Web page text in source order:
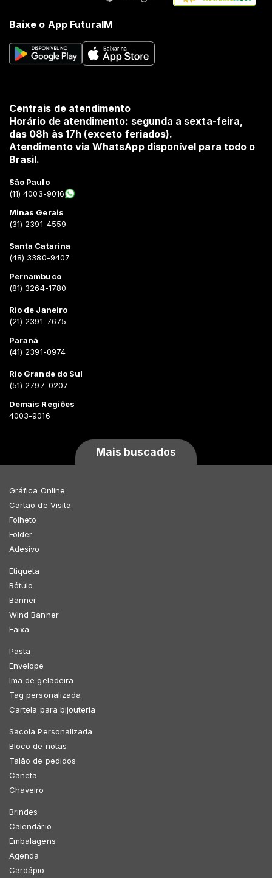
Baixe o App FuturaIM
Centrais de atendimento
Horário de atendimento: segunda a sexta-feira,
das 08h às 17h (exceto feriados).
Atendimento via WhatsApp disponível para todo o
Brasil.
São Paulo
(11) 4003-9016
Minas Gerais
(31) 2391-4559
Santa Catarina
(48) 3380-9407
Pernambuco
(81) 3264-1780
Rio de Janeiro
(21) 2391-7675
Paraná
(41) 2391-0974
Rio Grande do Sul
(51) 2797-0207
Demais Regiões
4003-9016
Mais buscados
Gráfica Online
Cartão de Visita
Folheto
Folder
Adesivo
Etiqueta
Rótulo
Banner
Wind Banner
Faixa
Pasta
Envelope
Imã de geladeira
Tag personalizada
Cartela para bijouteria
Sacola Personalizada
Bloco de notas
Talão de pedidos
Caneta
Chaveiro
Brindes
Calendário
Embalagens
Agenda
Cardápio